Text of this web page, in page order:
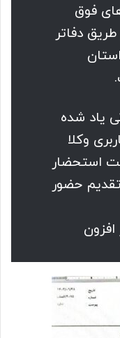
فوق
طریق دفاتر
یاد شده
وکلا
استحضار
تقدیم حضور